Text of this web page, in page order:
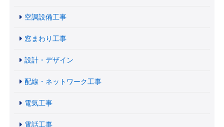
空調設備工事
窓まわり工事
設計・デザイン
配線・ネットワーク工事
電気工事
電話工事